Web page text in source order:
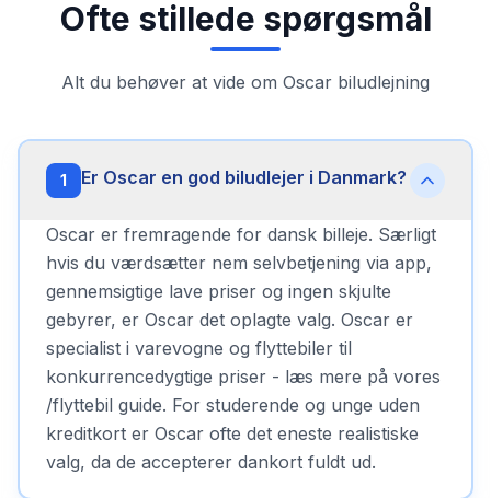
Ofte stillede spørgsmål
Alt du behøver at vide om Oscar biludlejning
1 Er Oscar en god biludlejer i Danmark?
Oscar er fremragende for dansk billeje. Særligt
hvis du værdsætter nem selvbetjening via app,
gennemsigtige lave priser og ingen skjulte
gebyrer, er Oscar det oplagte valg. Oscar er
specialist i varevogne og flyttebiler til
konkurrencedygtige priser - læs mere på vores
/flyttebil guide. For studerende og unge uden
kreditkort er Oscar ofte det eneste realistiske
valg, da de accepterer dankort fuldt ud.